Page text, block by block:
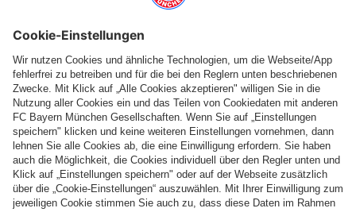
Folge uns
Zahlung & Lieferung